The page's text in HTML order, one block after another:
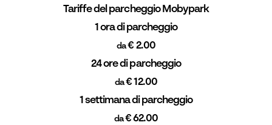
Tariffe del parcheggio Mobypark
1 ora di parcheggio
da€ 2.00
24 ore di parcheggio
da€ 12.00
1 settimana di parcheggio
da€ 62.00